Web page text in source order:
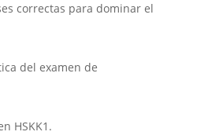
correctas para dominar el
del examen de
HSKK1.